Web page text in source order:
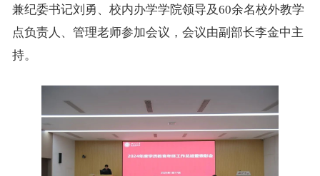
兼纪委书记刘勇、校内办学学院领导及60余名校外教学
点负责人、管理老师参加会议，会议由副部长李金中主
持。